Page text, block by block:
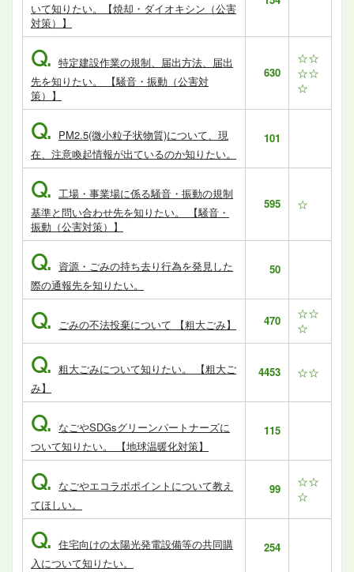
いて知りたい。【焼却・ダイオキシン（公害
対策）】
Q. 特定建設作業の規制、届出方法、届出
先を知りたい。 【騒音・振動（公害対
策）】
630
☆☆
☆☆
☆
Q. PM2.5(微小粒子状物質)について、現
在、注意喚起情報が出ているのか知りたい。
101
Q. 工場・事業場に係る騒音・振動の規制
基準と問い合わせ先を知りたい。 【騒音・
振動（公害対策）】
595 ☆
Q. 資源・ごみの持ち去り行為を発見した
際の通報先を知りたい。
50
Q. ごみの不法投棄について 【粗大ごみ】 470
☆☆
☆
Q. 粗大ごみについて知りたい。 【粗大ご
み】
4453 ☆☆
Q. なごやSDGsグリーンパートナーズに
ついて知りたい。 【地球温暖化対策】
115
Q. なごやエコラボポイントについて教え
てほしい。
99
☆☆
☆
Q. 住宅向けの太陽光発電設備等の共同購
入について知りたい。
254